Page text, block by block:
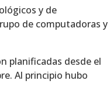
y de
de computadoras y
planificadas desde el
Al principio hubo